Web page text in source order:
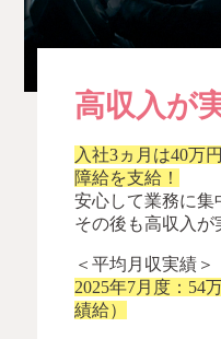
高収入が
入社3ヵ月は40万
障給を支給！
安心して業務に集
その後も高収入が
＜平均月収実績＞
2025年7月度：54
績給）